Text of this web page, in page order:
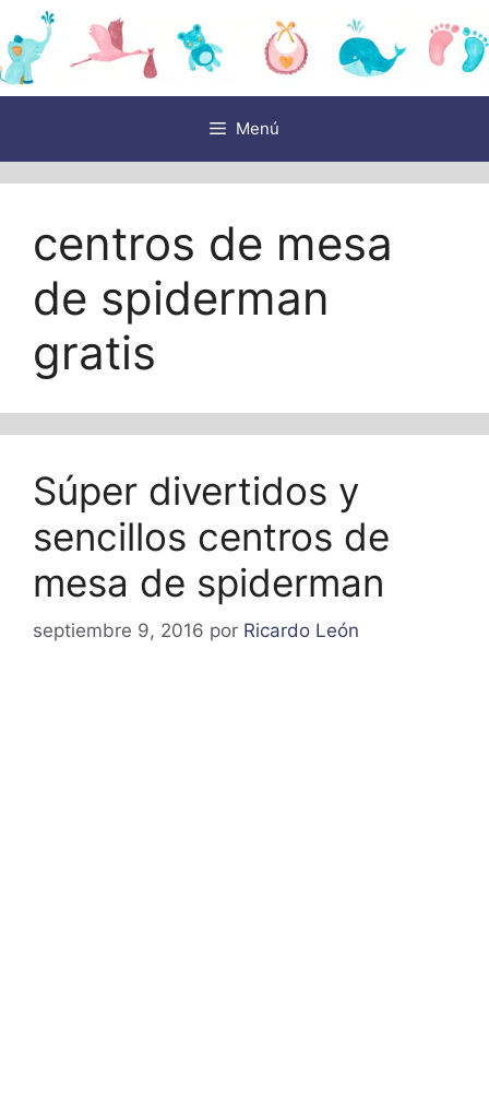
Saltar
al
contenido
Menú
centros de mesa
de spiderman
gratis
Súper divertidos y
sencillos centros de
mesa de spiderman
septiembre 9, 2016 por Ricardo León